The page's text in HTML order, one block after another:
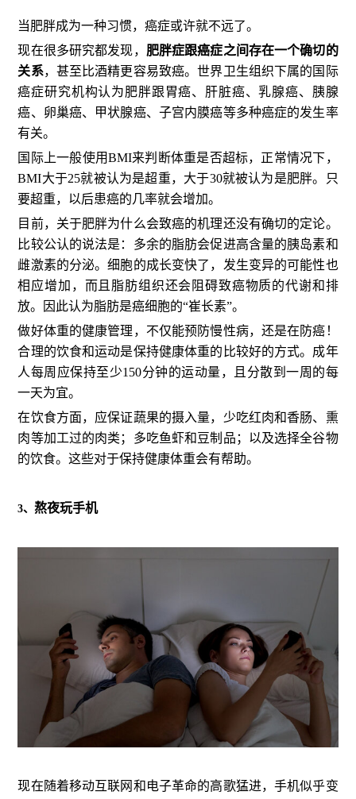
当肥胖成为一种习惯，癌症或许就不远了。
现在很多研究都发现， 肥胖症跟癌症之间存在一个确切的
关系，甚至比酒精更容易致癌。世界卫生组织下属的国际
癌症研究机构认为肥胖跟胃癌、肝脏癌、乳腺癌、胰腺
癌、卵巢癌、甲状腺癌、子宫内膜癌等多种癌症的发生率
有关。
国际上一般使用BMI来判断体重是否超标，正常情况下，
BMI大于25就被认为是超重，大于30就被认为是肥胖。只
要超重，以后患癌的几率就会增加。
目前，关于肥胖为什么会致癌的机理还没有确切的定论。
比较公认的说法是：多余的脂肪会促进高含量的胰岛素和
雌激素的分泌。细胞的成长变快了，发生变异的可能性也
相应增加，而且脂肪组织还会阻碍致癌物质的代谢和排
放。因此认为脂肪是癌细胞的“崔长素”。
做好体重的健康管理，不仅能预防慢性病，还是在防癌！
合理的饮食和运动是保持健康体重的比较好的方式。成年
人每周应保持至少150分钟的运动量，且分散到一周的每
一天为宜。
在饮食方面，应保证蔬果的摄入量，少吃红肉和香肠、熏
肉等加工过的肉类；多吃鱼虾和豆制品；以及选择全谷物
的饮食。这些对于保持健康体重会有帮助。
3、熬夜玩手机
现在随着移动互联网和电子革命的高歌猛进，手机似乎变